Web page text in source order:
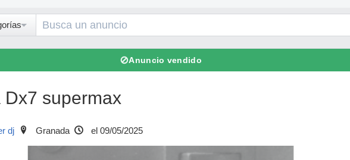
⊘Anuncio vendido
Dx7 supermax
dj Granada el 09/05/2025